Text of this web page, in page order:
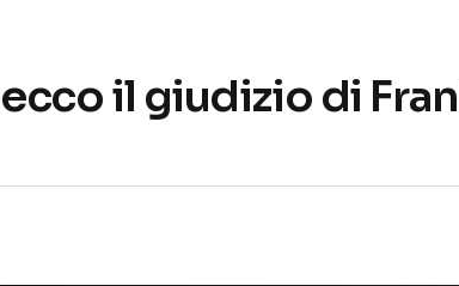
il giudizio di